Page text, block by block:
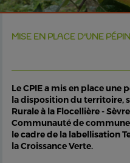
MISE EN PLACE D'UNE
Le CPIE a mis en place une
la disposition du territoire,
Rurale à la Flocellière -
Communauté de
le cadre de la labellisation
la Croissance Verte.